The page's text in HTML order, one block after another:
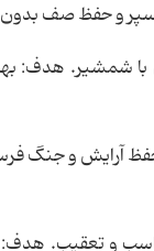
با سپر و حفظ صف
شمشیر. هدف:
آرایش و جنگ
و تعقیب. هدف: